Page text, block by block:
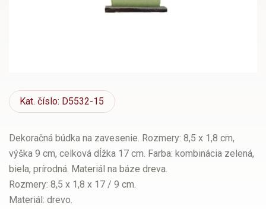
Kat. číslo: D5532-15
Dekoračná búdka na zavesenie. Rozmery: 8,5 x 1,8 cm,
výška 9 cm, celková dĺžka 17 cm. Farba: kombinácia zelená,
biela, prírodná. Materiál na báze dreva.
Rozmery: 8,5 x 1,8 x 17 / 9 cm.
Materiál: drevo.